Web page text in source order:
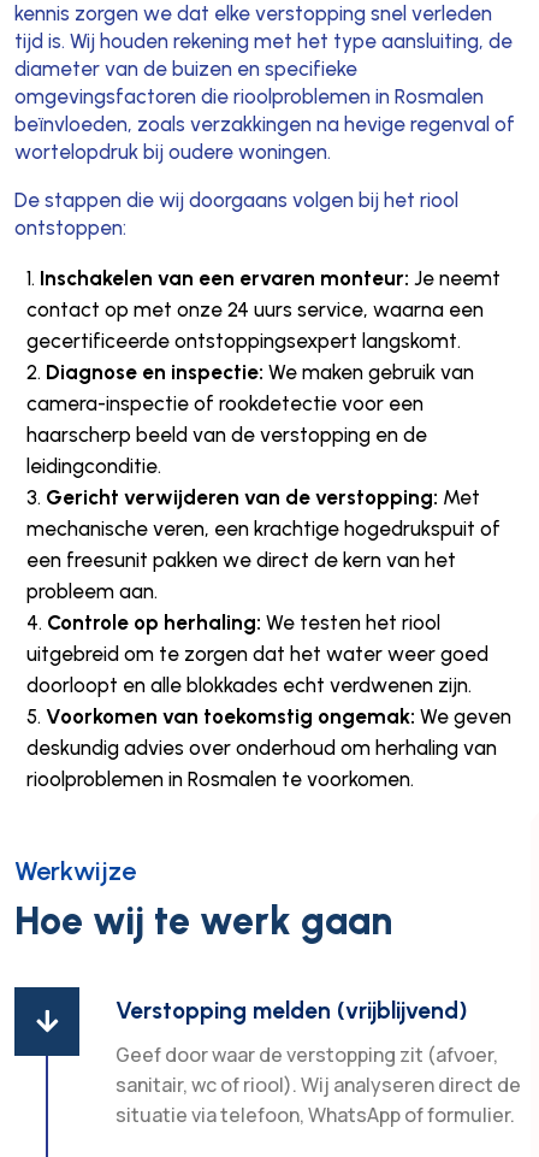
kennis zorgen we dat elke verstopping snel verleden
tijd is. Wij houden rekening met het type aansluiting, de
diameter van de buizen en specifieke
omgevingsfactoren die rioolproblemen in Rosmalen
beïnvloeden, zoals verzakkingen na hevige regenval of
wortelopdruk bij oudere woningen.
De stappen die wij doorgaans volgen bij het riool
ontstoppen:
Inschakelen van een ervaren monteur: Je neemt
contact op met onze 24 uurs service, waarna een
gecertificeerde ontstoppingsexpert langskomt.
Diagnose en inspectie: We maken gebruik van
camera-inspectie of rookdetectie voor een
haarscherp beeld van de verstopping en de
leidingconditie.
Gericht verwijderen van de verstopping: Met
mechanische veren, een krachtige hogedrukspuit of
een freesunit pakken we direct de kern van het
probleem aan.
Controle op herhaling: We testen het riool
uitgebreid om te zorgen dat het water weer goed
doorloopt en alle blokkades echt verdwenen zijn.
Voorkomen van toekomstig ongemak: We geven
deskundig advies over onderhoud om herhaling van
rioolproblemen in Rosmalen te voorkomen.
Werkwijze
Hoe wij te werk gaan
 Verstopping melden (vrijblijvend)
Geef door waar de verstopping zit (afvoer,
sanitair, wc of riool). Wij analyseren direct de
situatie via telefoon, WhatsApp of formulier.